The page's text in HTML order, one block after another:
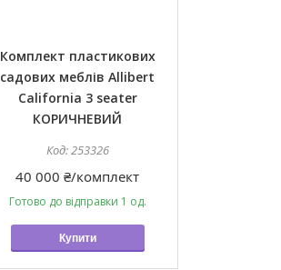
Комплект пластикових
садових меблів Allibert
California 3 seater
КОРИЧНЕВИЙ
253326
40 000 ₴/комплект
Готово до відправки 1 од.
Купити